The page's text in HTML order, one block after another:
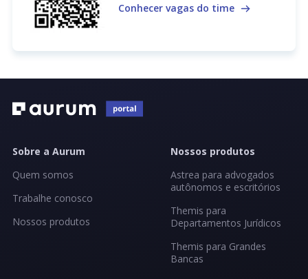
Conhecer vagas do time
Sobre a Aurum
Quem somos
Trabalhe conosco
Nossos produtos
Nossos produtos
Astrea para advogados
autônomos e escritórios
Themis para
Departamentos Jurídicos
Themis para Grandes
Bancas